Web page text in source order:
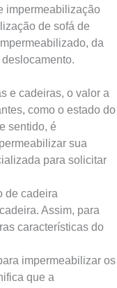
impermeabilização
de sofá de
da
e cadeiras, o valor a
como o estado do
sentido, é
sua
para solicitar
de cadeira
Assim, para
características do
impermeabilizar os
que a